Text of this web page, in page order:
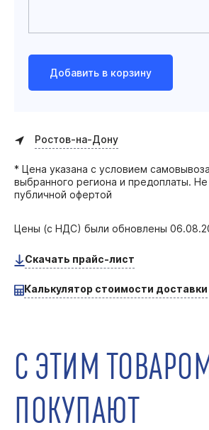
Добавить в корзину
Ростов-на-Дону
* Цена указана с условием самовывоза
выбранного региона и предоплаты. Не
публичной офертой
Цены (с НДС) были обновлены
Скачать прайс-лист
Калькулятор стоимости доставки
С ЭТИМ
ПОКУПАЮТ